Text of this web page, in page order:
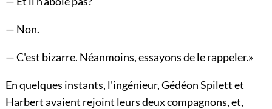
— Non.
— C'est bizarre. Néanmoins, essayons de le rappeler.»
En quelques instants, l'ingénieur, Gédéon Spilett et
Harbert avaient rejoint leurs deux compagnons, et,